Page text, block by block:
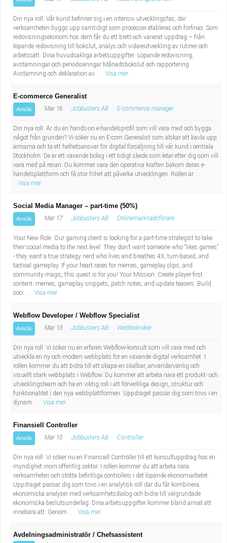
Din nya roll Vår kund befinner sig i en intensiv utvecklingsfas, där
verksamheten byggs upp samtidigt som processer etableras och förfinas. Som
redovisningsekonom hos dem får du ett brett och varierat uppdrag – från
löpande redovisning till bokslut, analys och vidareutveckling av rutiner och
arbetssätt. Dina huvudsakliga arbetsuppgifter: Löpande redovisning,
avstämningar och periodiseringar Månadsbokslut och rapportering
Avstämning och deklaration av...
Visa mer
E-commerce Generalist
Ansök Mar 16 Jobbusters AB E-commerce manager
Din nya roll Är du en hands-on e-handelsprofil som vill vara med och bygga
något från grunden? Vi söker nu en E-com Generalist som älskar att kavla upp
ärmarna och ta ett helhetsansvar för digital försäljning till vår kund i centrala
Stockholm. De är ett växande bolag i ett tidigt skede som letar efter dig som vill
vara med på resan. Du kommer vara den operativa kraften bakom deras e-
handelsplattform och få stor frihet att påverka utvecklingen. Rollen är ...
Visa mer
Social Media Manager – part-time (50%)
Ansök Mar 17 Jobbusters AB Onlinemarknadsförare
Your New Role Our gaming client is looking for a part-time strategist to take
their social media to the next level. They don’t want someone who “likes games”
- they want a true strategy nerd who lives and breathes 4X, turn-based, and
tactical gameplay. If your heart races for memes, gameplay clips, and
community magic, this quest is for you! Your Mission: Create player-first
content: memes, gameplay snippets, patch notes, and update teasers. Build
soci...
Visa mer
Webflow Developer / Webflow Specialist
Ansök Mar 13 Jobbusters AB Webbtekniker
Din nya roll Vi söker nu en erfaren Webflow-konsult som vill vara med och
utveckla en ny och modern webbplats för en växande digital verksamhet. I
rollen kommer du att bidra till att skapa en skalbar, användarvänlig och
visuellt stark webbplats i Webflow. Du kommer att arbeta nära ett produkt- och
utvecklingsteam och ha en viktig roll i att förverkliga design, struktur och
funktionalitet i den nya webbplattformen. Uppdraget passar dig som trivs i en
dynam...
Visa mer
Finansiell Controller
Ansök Mar 10 Jobbusters AB Controller
Din nya roll Vi söker nu en Finansiell Controller till ett konsultuppdrag hos en
myndighet inom offentlig sektor. I rollen kommer du att arbeta nära
verksamheten och stötta befintliga controllers i det löpande ekonomiarbetet.
Uppdraget passar dig som trivs i en analytisk roll där du får kombinera
ekonomiska analyser med verksamhetsdialog och bidra till välgrundade
ekonomiska beslutsunderlag. Dina arbetsuppgifter kommer bland annat att
innebära att: Genom...
Visa mer
Avdelningsadministratör / Chefsassistent